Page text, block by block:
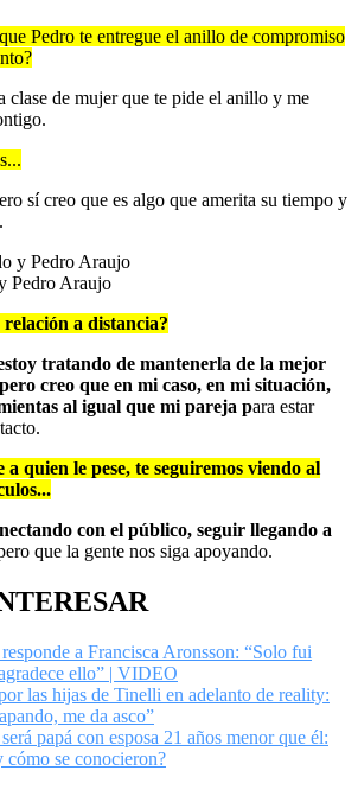
Pedro te entregue el anillo de compromiso
clase de mujer que te pide el anillo y me
sí creo que es algo que amerita su tiempo y
Pedro Araujo
a distancia?
tratando de mantenerla de la mejor
creo que en mi caso, en mi situación,
al igual que mi pareja para estar
quien le pese, te seguiremos viendo al
con el público, seguir llegando a
que la gente nos siga apoyando.
a Francisca Aronsson: “Solo fui
ello” | VIDEO
las hijas de Tinelli en adelanto de reality:
me da asco”
papá con esposa 21 años menor que él:
cómo se conocieron?